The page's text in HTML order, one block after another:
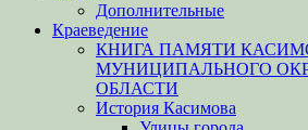
Дополнительные
Краеведение
КНИГА ПАМЯТИ
МУНИЦИПАЛЬНОГО
ОБЛАСТИ
История Касимова